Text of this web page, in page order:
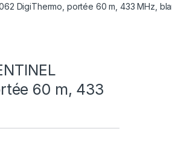
DigiThermo, portée 60 m, 433 MHz,
60 m, 433